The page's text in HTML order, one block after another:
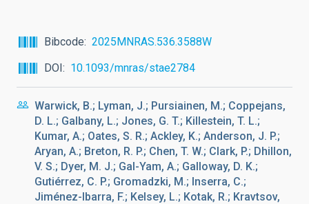
Bibcode
2025MNRAS.536.3588W
DOI
10.1093/mnras/stae2784
Warwick, B.; Lyman, J.; Pursiainen, M.; Coppejans,
D. L.; Galbany, L.; Jones, G. T.; Killestein, T. L.;
Kumar, A.; Oates, S. R.; Ackley, K.; Anderson, J. P.;
Aryan, A.; Breton, R. P.; Chen, T. W.; Clark, P.; Dhillon,
V. S.; Dyer, M. J.; Gal-Yam, A.; Galloway, D. K.;
Gutiérrez, C. P.; Gromadzki, M.; Inserra, C.;
Jiménez-Ibarra, F.; Kelsey, L.; Kotak, R.; Kravtsov,